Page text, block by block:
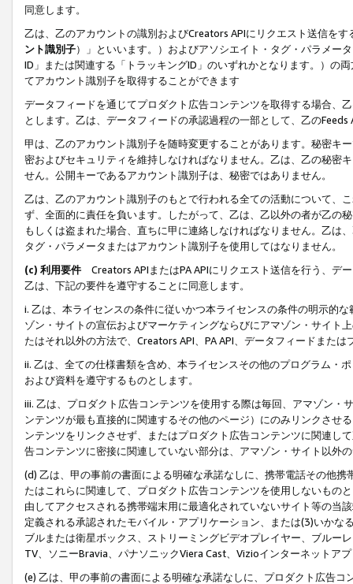
同意します。
乙は、乙のアカウントの識別およびCreators APIにリクエスト送信を
ント識別子）」といいます。）およびアソシエイト・タグ・パラメー
ID」または関連する「トラッキングID」のいずれかとなります。）の
てアカウント識別子を取得することができます
データフィードを通じてプロダクト広告コンテンツを取得する場合、
とします。乙は、データフィードの承認過程の一部として、乙の
甲は、乙のアカウント識別子を随時変更することがあります。秘密キ
密およびセキュリティを維持しなければなりません。乙は、乙の秘密
せん。公開キーであるアカウント識別子は、秘密ではありません。
乙は、乙のアカウント識別子のもとで行われる全ての活動について、
ず、全面的に責任を負います。したがって、乙は、乙以外の者が乙の
もしくは盗まれた場合、直ちに甲に連絡しなければなりません。乙は
タグ・パラメータまたはアカウント識別子を使用してはなりません。
(c) 利用要件 Creators APIまたはPA APIにリクエスト送信を行う、デ
乙は、下記の要件を遵守することに同意します。
i. 乙は、本ライセンスの条件に従いかつ本ライセンスの条件の明示的
ゾン・サイトの宣伝およびマーケティングならびにアマゾン・サイト
たはそれ以外の方法で、Creators API、PA API、データフィードまた
ii. 乙は、全ての仕様書類を含め、本ライセンスその他のプログラム・
および資料を遵守するものとします。
iii. 乙は、プロダクト広告コンテンツを使用する際は毎回、アマゾン
ンテンツが最も直接的に関連するその他のページ）にのみリンクさせ
ンテンツをリンクさせず、またはプロダクト広告コンテンツに関連し
告コンテンツに密接に関連していない部分は、アマゾン・サイト以外
(d) 乙は、甲の事前の書面による明確な承諾なしに、携帯電話その他
たはこれらに関連して、プロダクト広告コンテンツを使用しないもの
由してアクセスされる携帯端末用に最適化されていないサイト等の当
定義される承認されたモバイル・アプリケーション、または(3)いか
ブルまたは衛星ボックス、ストリーミングビデオプレイヤー、ブルー
TV、ソニーBravia、パナソニックViera Cast、Vizioインターネットア
(e) 乙は、甲の事前の書面による明確な承諾なしに、プロダクト広告